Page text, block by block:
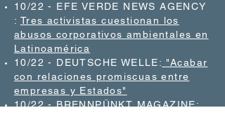
10/22 - EFE VERDE NEWS AGENCY
: Tres activistas cuestionan los
abusos corporativos ambientales en
Latinoamérica
10/22 - DEUTSCHE WELLE: "Acabar
con relaciones promiscuas entre
empresas y Estados"
10/22 - BRENNPÜNKT MAGAZINE: